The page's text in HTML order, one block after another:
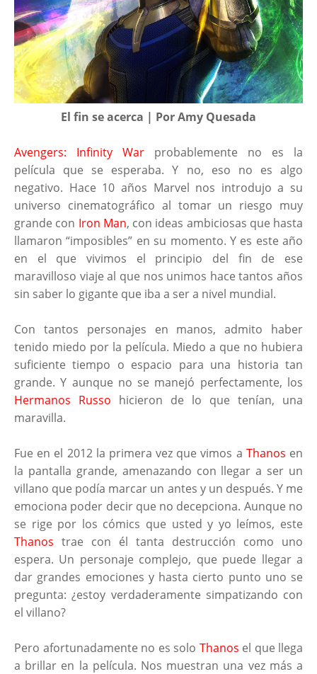
El fin se acerca | Por Amy Quesada
Avengers: Infinity War probablemente no es la
película que se esperaba. Y no, eso no es algo
negativo. Hace 10 años Marvel nos introdujo a su
universo cinematográfico al tomar un riesgo muy
grande con Iron Man, con ideas ambiciosas que hasta
llamaron “imposibles” en su momento. Y es este año
en el que vivimos el principio del fin de ese
maravilloso viaje al que nos unimos hace tantos años
sin saber lo gigante que iba a ser a nivel mundial.
Con tantos personajes en manos, admito haber
tenido miedo por la película. Miedo a que no hubiera
suficiente tiempo o espacio para una historia tan
grande. Y aunque no se manejó perfectamente, los
Hermanos Russo hicieron de lo que tenían, una
maravilla.
Fue en el 2012 la primera vez que vimos a Thanos en
la pantalla grande, amenazando con llegar a ser un
villano que podía marcar un antes y un después. Y me
emociona poder decir que no decepciona. Aunque no
se rige por los cómics que usted y yo leímos, este
Thanos trae con él tanta destrucción como uno
espera. Un personaje complejo, que puede llegar a
dar grandes emociones y hasta cierto punto uno se
pregunta: ¿estoy verdaderamente simpatizando con
el villano?
Pero afortunadamente no es solo Thanos el que llega
a brillar en la película. Nos muestran una vez más a